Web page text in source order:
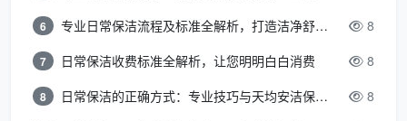
2.1 客厅与餐厅：家庭“门面”的除尘与归
位
✔️ 核心服务项目
除尘与擦拭：针对包括电视柜、茶几、餐桌餐椅、鞋
6 专业日常保洁流程及标准全解析，打造洁净舒适环境 8
7 日常保洁收费标准全解析，让您明明白白消费 8
8 日常保洁的正确方式：专业技巧与天均安洁保洁服务全解析 8